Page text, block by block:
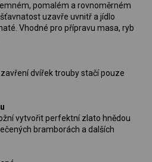
pomalém a rovnoměrném
uzavře uvnitř a jídlo
Vhodné pro přípravu masa, ryb
dvířek trouby stačí pouze
vytvořit perfektní zlato hnědou
bramborách a dalších